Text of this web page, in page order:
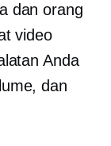
dan orang
video
Anda
dan